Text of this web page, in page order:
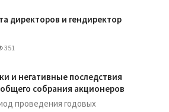
директоров и гендиректор
351
и негативные последствия
собрания акционеров
проведения годовых